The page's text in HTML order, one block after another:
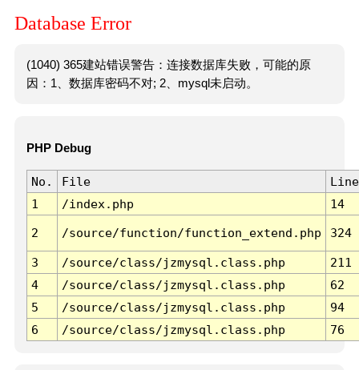
Database Error
(1040) 365建站错误警告：连接数据库失败，可能的原
因：1、数据库密码不对; 2、mysql未启动。
PHP Debug
No. File
Line
1
/index.php 14
2 /source/function/function_extend.php 324
3 /source/class/jzmysql.class.php
211
4
/source/class/jzmysql.class.php
62
5
/source/class/jzmysql.class.php
94
6
/source/class/jzmysql.class.php 76